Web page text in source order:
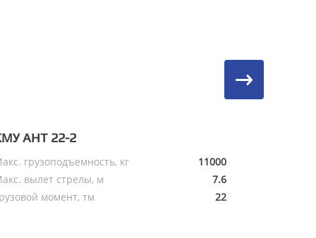
АНТ 22-2
грузоподъемность, кг
11000
вылет стрелы, м
7.6
момент, тм
22